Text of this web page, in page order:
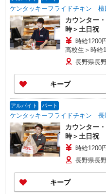
ケンタッキーフライドチキン 檀
カウンター
時＞土日祝
時給1200
高校生＞時給
長野県長
キープ
アルバイト パート
ケンタッキーフライドチキン 長
カウンター
時＞土日祝
時給1200
長野県長
キープ